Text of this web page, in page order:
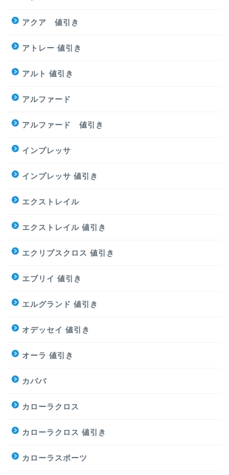
アクア 値引き
アトレー 値引き
アルト 値引き
アルファード
アルファード 値引き
インプレッサ
インプレッサ 値引き
エクストレイル
エクストレイル 値引き
エクリプスクロス 値引き
エブリイ 値引き
エルグランド 値引き
オデッセイ 値引き
オーラ 値引き
カババ
カローラクロス
カローラクロス 値引き
カローラスポーツ